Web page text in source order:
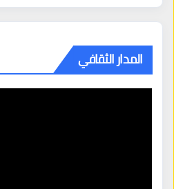
المدار الثقافي